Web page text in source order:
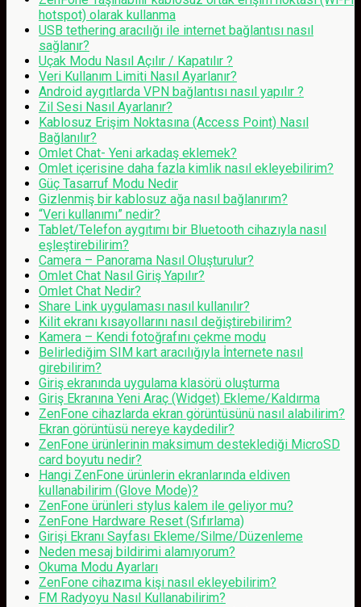
hotspot) olarak kullanma
USB tethering aracılığı ile internet bağlantısı nasıl
sağlanır?
Uçak Modu Nasıl Açılır / Kapatılır ?
Veri Kullanım Limiti Nasıl Ayarlanır?
Android aygıtlarda VPN bağlantısı nasıl yapılır ?
Zil Sesi Nasıl Ayarlanır?
Kablosuz Erişim Noktasına (Access Point) Nasıl
Bağlanılır?
Omlet Chat- Yeni arkadaş eklemek?
Omlet içerisine daha fazla kimlik nasıl ekleyebilirim?
Güç Tasarruf Modu Nedir
Gizlenmiş bir kablosuz ağa nasıl bağlanırım?
“Veri kullanımı” nedir?
Tablet/Telefon aygıtımı bir Bluetooth cihazıyla nasıl
eşleştirebilirim?
Camera – Panorama Nasıl Oluşturulur?
Omlet Chat Nasıl Giriş Yapılır?
Omlet Chat Nedir?
Share Link uygulaması nasıl kullanılır?
Kilit ekranı kısayollarını nasıl değiştirebilirim?
Kamera – Kendi fotoğrafını çekme modu
Belirlediğim SIM kart aracılığıyla İnternete nasıl
girebilirim?
Giriş ekranında uygulama klasörü oluşturma
Giriş Ekranına Yeni Araç (Widget) Ekleme/Kaldırma
ZenFone cihazlarda ekran görüntüsünü nasıl alabilirim?
Ekran görüntüsü nereye kaydedilir?
ZenFone ürünlerinin maksimum desteklediği MicroSD
card boyutu nedir?
Hangi ZenFone ürünlerin ekranlarında eldiven
kullanabilirim (Glove Mode)?
ZenFone ürünleri stylus kalem ile geliyor mu?
ZenFone Hardware Reset (Sıfırlama)
Girişi Ekranı Sayfası Ekleme/Silme/Düzenleme
Neden mesaj bildirimi alamıyorum?
Okuma Modu Ayarları
ZenFone cihazıma kişi nasıl ekleyebilirim?
FM Radyoyu Nasıl Kullanabilirim?